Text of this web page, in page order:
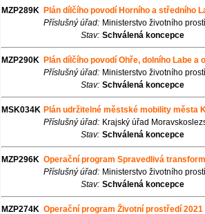
MZP289K Plán dílčího povodí Horního a středního
Příslušný úřad: Ministerstvo životního
Stav: Schválená koncepce
MZP290K Plán dílčího povodí Ohře, dolního Labe
Příslušný úřad: Ministerstvo životního
Stav: Schválená koncepce
MSK034K Plán udržitelné městské mobility města
Příslušný úřad: Krajský úřad
Stav: Schválená koncepce
MZP296K Operační program Spravedlivá
Příslušný úřad: Ministerstvo životního
Stav: Schválená koncepce
MZP274K Operační program Životní prostředí 2021